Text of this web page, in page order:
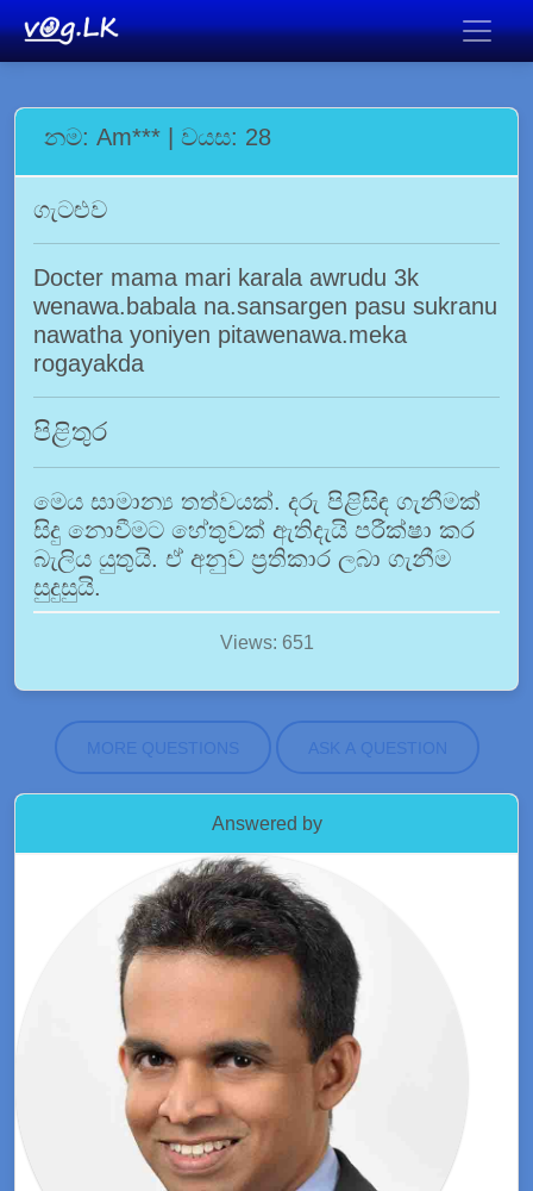
නම: Am*** | වයස: 28
ගැටළුව
Docter mama mari karala awrudu 3k
wenawa.babala na.sansargen pasu sukranu
nawatha yoniyen pitawenawa.meka
rogayakda
පිළිතුර
මෙය සාමාන්‍ය තත්වයක්. දරු පිළිසිඳ ගැනීමක්
සිදු නොවීමට හේතුවක් ඇතිදැයි පරීක්ෂා කර
බැලිය යුතුයි. ඒ අනුව ප්‍රතිකාර ලබා ගැනීම
සුදුසුයි.
Views: 651
MORE QUESTIONS ASK A QUESTION
Answered by